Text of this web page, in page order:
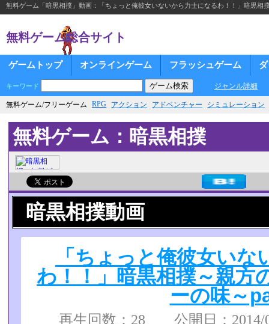
無料ゲーム「暗黒相撲」動画：「ちょっと俺彼女いないから力士になるわ！！」暗黒相
無料ゲーム総合サイト
ゲームトップ オンラインゲーム フラッシュゲーム
キーワード ジャンル詳細
無料ゲーム/フリーゲーム RPG アクション アドベンチャー シミュレーション
無料ゲーム：暗黒相撲
暗黒相撲動画
「ちょっと俺彼女い
わ！！」暗黒相撲～親方
ーの味～
再生回数：28 公開日：2014/